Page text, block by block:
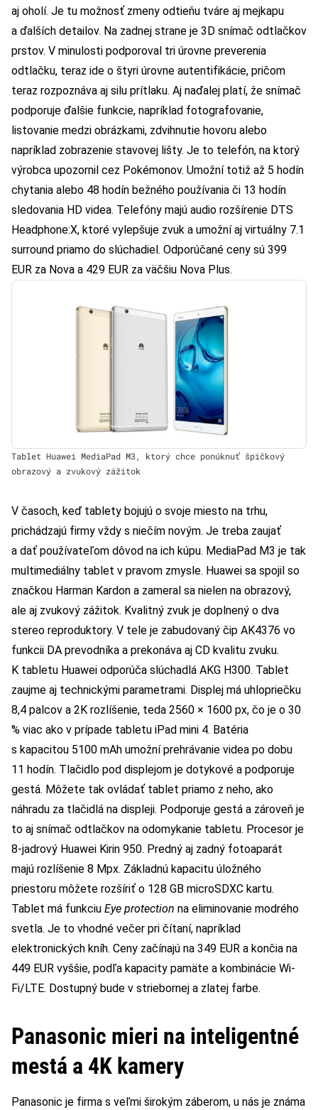
aj oholí. Je tu možnosť zmeny odtieňu tváre aj mejkapu
a ďalších detailov. Na zadnej strane je 3D snímač odtlačkov
prstov. V minulosti podporoval tri úrovne preverenia
odtlačku, teraz ide o štyri úrovne autentifikácie, pričom
teraz rozpoznáva aj silu prítlaku. Aj naďalej platí, že snímač
podporuje ďalšie funkcie, napríklad fotografovanie,
listovanie medzi obrázkami, zdvihnutie hovoru alebo
napríklad zobrazenie stavovej lišty. Je to telefón, na ktorý
výrobca upozornil cez Pokémonov. Umožní totiž až 5 hodín
chytania alebo 48 hodín bežného používania či 13 hodín
sledovania HD videa. Telefóny majú audio rozšírenie DTS
Headphone:X, ktoré vylepšuje zvuk a umožní aj virtuálny 7.1
surround priamo do slúchadiel. Odporúčané ceny sú 399
EUR za Nova a 429 EUR za väčšiu Nova Plus.
Tablet Huawei MediaPad M3, ktorý chce ponúknuť špičkový
obrazový a zvukový zážitok
V časoch, keď tablety bojujú o svoje miesto na trhu,
prichádzajú firmy vždy s niečím novým. Je treba zaujať
a dať používateľom dôvod na ich kúpu. MediaPad M3 je tak
multimediálny tablet v pravom zmysle. Huawei sa spojil so
značkou Harman Kardon a zameral sa nielen na obrazový,
ale aj zvukový zážitok. Kvalitný zvuk je doplnený o dva
stereo reproduktory. V tele je zabudovaný čip AK4376 vo
funkcii DA prevodníka a prekonáva aj CD kvalitu zvuku.
K tabletu Huawei odporúča slúchadlá AKG H300. Tablet
zaujme aj technickými parametrami. Displej má uhlopriečku
8,4 palcov a 2K rozlíšenie, teda 2560 × 1600 px, čo je o 30
% viac ako v prípade tabletu iPad mini 4. Batéria
s kapacitou 5100 mAh umožní prehrávanie videa po dobu
11 hodín. Tlačidlo pod displejom je dotykové a podporuje
gestá. Môžete tak ovládať tablet priamo z neho, ako
náhradu za tlačidlá na displeji. Podporuje gestá a zároveň je
to aj snímač odtlačkov na odomykanie tabletu. Procesor je
8-jadrový Huawei Kirin 950. Predný aj zadný fotoaparát
majú rozlíšenie 8 Mpx. Základnú kapacitu úložného
priestoru môžete rozšíriť o 128 GB microSDXC kartu.
Tablet má funkciu Eye protection na eliminovanie modrého
svetla. Je to vhodné večer pri čítaní, napríklad
elektronických kníh. Ceny začínajú na 349 EUR a končia na
449 EUR vyššie, podľa kapacity pamäte a kombinácie Wi-
Fi/LTE. Dostupný bude v striebornej a zlatej farbe.
Panasonic mieri na inteligentné
mestá a 4K kamery
Panasonic je firma s veľmi širokým záberom, u nás je známa